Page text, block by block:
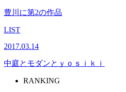
豊川に第2の作品
LIST
2017.03.14
中庭とモダンとｙｏｓｉｋｉ
RANKING